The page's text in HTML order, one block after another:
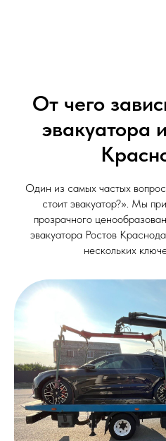
От чего
эвакуатора
Один из самых частых
стоит эвакуатор?». Мы
прозрачного
эвакуатора Ростов
нескольких